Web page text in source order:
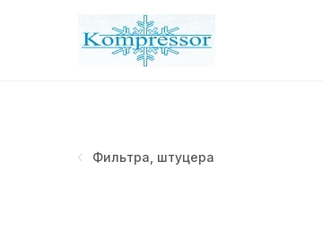
Фильтра, штуцера